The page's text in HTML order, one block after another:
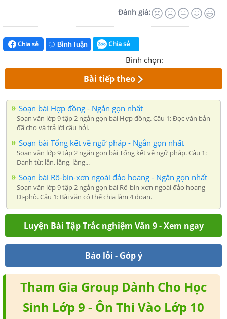
Đánh giá:
Chia sẻ Bình luận Chia sẻ
Bình chọn:
Bài tiếp theo
Soạn bài Hợp đồng - Ngắn gọn nhất
Soạn văn lớp 9 tập 2 ngắn gọn bài Hợp đồng. Câu 1: Đọc văn bản
đã cho và trả lời câu hỏi.
Soạn bài Tổng kết về ngữ pháp - Ngắn gọn nhất
Soạn văn lớp 9 tập 2 ngắn gọn bài Tổng kết về ngữ pháp. Câu 1:
Danh từ: lần, lăng, làng...
Soạn bài Rô-bin-xơn ngoài đảo hoang - Ngắn gọn nhất
Soạn văn lớp 9 tập 2 ngắn gọn bài Rô-bin-xơn ngoài đảo hoang -
Đi-phô. Câu 1: Bài văn có thể chia làm 4 đoạn.
Luyện Bài Tập Trắc nghiệm Văn 9 - Xem ngay
Báo lỗi - Góp ý
Tham Gia Group Dành Cho Học
Sinh Lớp 9 - Ôn Thi Vào Lớp 10